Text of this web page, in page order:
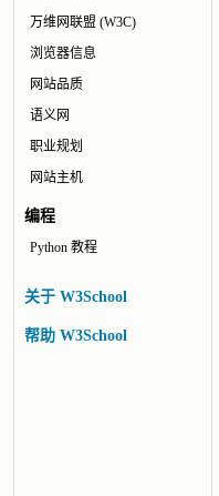
万维网联盟 (W3C)
浏览器信息
网站品质
语义网
职业规划
网站主机
编程
Python 教程
关于 W3School
帮助 W3School